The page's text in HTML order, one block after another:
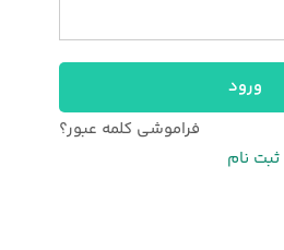
ورود
فراموشی کلمه عبور؟
ثبت نام